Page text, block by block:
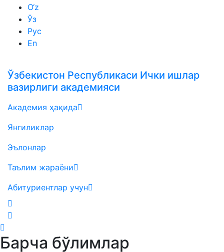
O‘z
Ўз
Рус
En
Ўзбекистон Республикаси Ички ишлар
вазирлиги академияси
Академия ҳақида
Янгиликлар
Эълонлар
Таълим жараёни
Абитуриентлар учун
Барча бўлимлар